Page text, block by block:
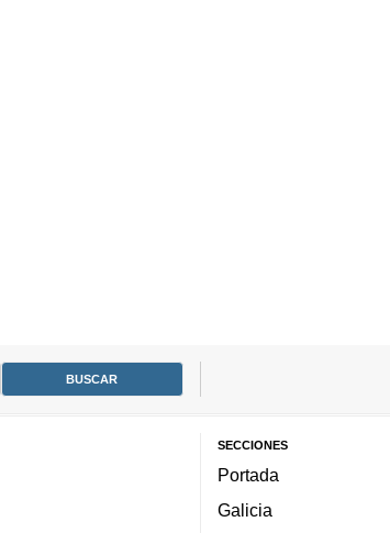
SECCIONES
Portada
Galicia